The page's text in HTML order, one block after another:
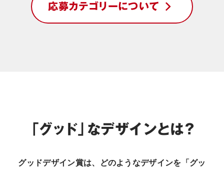
応募カテゴリーについて
「グッド」なデザインとは？
グッドデザイン賞は、どのようなデザインを「グッ